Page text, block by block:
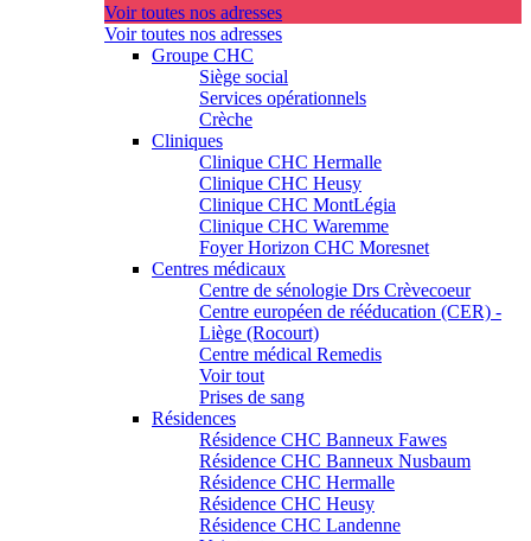
Voir toutes nos adresses
Voir toutes nos adresses
Groupe CHC
Siège social
Services opérationnels
Crèche
Cliniques
Clinique CHC Hermalle
Clinique CHC Heusy
Clinique CHC MontLégia
Clinique CHC Waremme
Foyer Horizon CHC Moresnet
Centres médicaux
Centre de sénologie Drs Crèvecoeur
Centre européen de rééducation (CER) -
Liège (Rocourt)
Centre médical Remedis
Voir tout
Prises de sang
Résidences
Résidence CHC Banneux Fawes
Résidence CHC Banneux Nusbaum
Résidence CHC Hermalle
Résidence CHC Heusy
Résidence CHC Landenne